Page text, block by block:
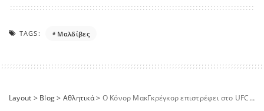
TAGS: Μαλδίβες
Layout > Blog> Αθλητικά> Ο Κόνορ ΜακΓκρέγκορ επιστρέφει στο UFC μετά από πέντε χρόνια – Αντίπαλος ο Μαξ Χόλογουεϊ στο Λας Βέγκας